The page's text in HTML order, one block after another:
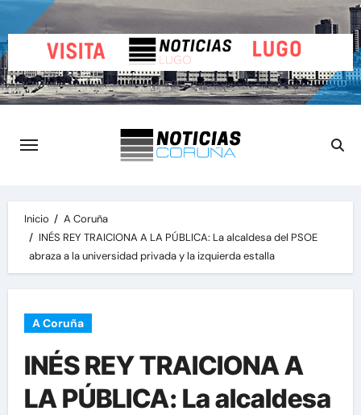
al
contenido
Inicio
A Coruña
INÉS REY TRAICIONA A LA PÚBLICA: La alcaldesa del PSOE
abraza a la universidad privada y la izquierda estalla
A Coruña
INÉS REY TRAICIONA A
LA PÚBLICA: La alcaldesa